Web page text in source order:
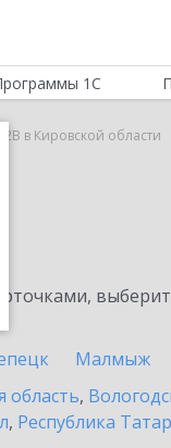
1С
в Кировской области
Малмыж
область,
, Республика